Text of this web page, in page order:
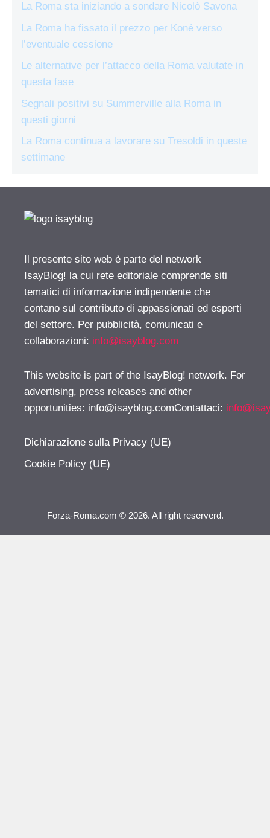
La Roma sta iniziando a sondare Nicolò Savona
La Roma ha fissato il prezzo per Koné verso
l’eventuale cessione
Le alternative per l’attacco della Roma valutate in
questa fase
Segnali positivi su Summerville alla Roma in
questi giorni
La Roma continua a lavorare su Tresoldi in queste
settimane
Il presente sito web è parte del network
IsayBlog! la cui rete editoriale comprende siti
tematici di informazione indipendente che
contano sul contributo di appassionati ed esperti
del settore. Per pubblicità, comunicati e
collaborazioni: info@isayblog.com
This website is part of the IsayBlog! network. For
advertising, press releases and other
opportunities: info@isayblog.comContattaci:
Dichiarazione sulla Privacy (UE)
Cookie Policy (UE)
Forza-Roma.com © 2026. All right reserverd.